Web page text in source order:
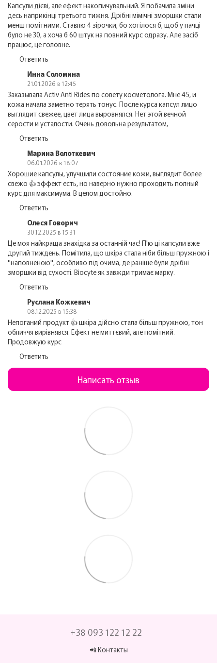
Капсули дієві, але ефект накопичувальний. Я побачила зміни
десь наприкінці третього тижня. Дрібні мімічні зморшки стали
менш помітними. Ставлю 4 зірочки, бо хотілося б, щоб у пачці
було не 30, а хоча б 60 штук на повний курс одразу. Але засіб
працює, це головне.
Ответить
Инна Соломина
21.01.2026 в 12:45
Заказывала Activ Anti Rides по совету косметолога. Мне 45, и
кожа начала заметно терять тонус. После курса капсул лицо
выглядит свежее, цвет лица выровнялся. Нет этой вечной
серости и усталости. Очень довольна результатом,
Ответить
Марина Волоткевич
06.01.2026 в 18:07
Хорошие капсулы, улучшили состояние кожи, выглядит более
свежо 👍 эффект есть, но наверно нужно проходить полный
курс для максимума. В целом достойно.
Ответить
Олеся Говорич
30.12.2025 в 15:31
Це моя найкраща знахідка за останній час! П'ю ці капсули вже
другий тиждень. Помітила, що шкіра стала ніби більш пружною і
"наповненою", особливо під очима, де раніше були дрібні
зморшки від сухості. Biocyte як завжди тримає марку.
Ответить
Руслана Кожкевич
08.12.2025 в 15:38
Непоганий продукт 👍 шкіра дійсно стала більш пружною, тон
обличчя вирівнявся. Ефект не миттєвий, але помітний.
Продовжую курс
Ответить
Написать отзыв
+38 093 122 12 22
📲 Контакты